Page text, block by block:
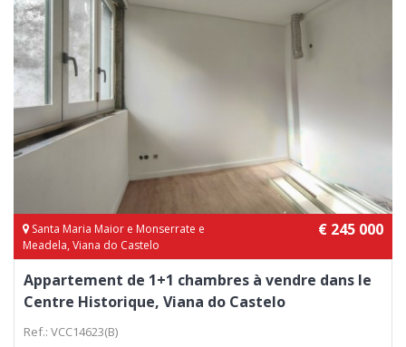
Santa Maria Maior e Monserrate e
Meadela, Viana do Castelo
€ 245 000
Appartement de 1+1 chambres à vendre dans le
Centre Historique, Viana do Castelo
Ref.: VCC14623(B)